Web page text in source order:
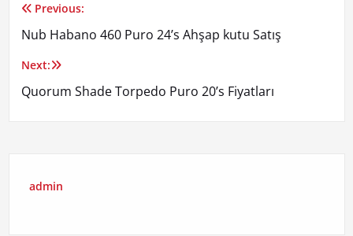
Yazı
gezinmesi
Previous:
Nub Habano 460 Puro 24’s Ahşap kutu Satış
Next:
Quorum Shade Torpedo Puro 20’s Fiyatları
admin